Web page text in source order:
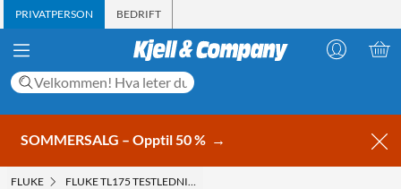
PRIVATPERSON BEDRIFT
SOMMERSALG – Opptil 50 % →
FLUKE FLUKE TL175 TESTLEDNINGER CAT. III, IV 1000 V